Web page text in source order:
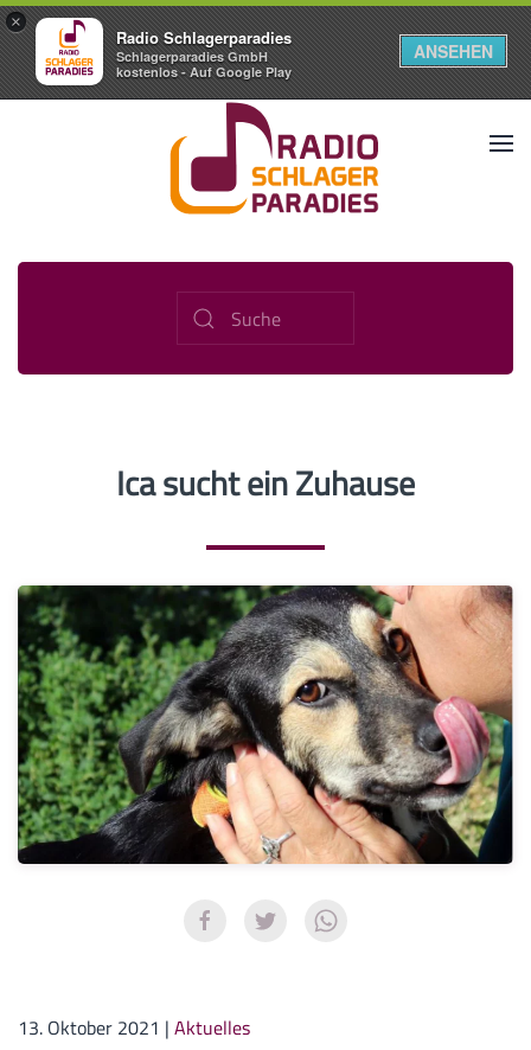
×
Radio Schlagerparadies
Schlagerparadies GmbH
kostenlos - Auf Google Play
ANSEHEN
Ica sucht ein Zuhause
13. Oktober 2021 | Aktuelles